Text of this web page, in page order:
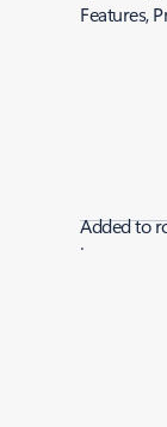
Features,
Added to
|